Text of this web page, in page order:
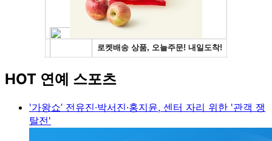
HOT 연예 스포츠
'가왕쇼’ 전유진·박서진·홍지윤, 센터 자리 위한 '관객 쟁
탈전'